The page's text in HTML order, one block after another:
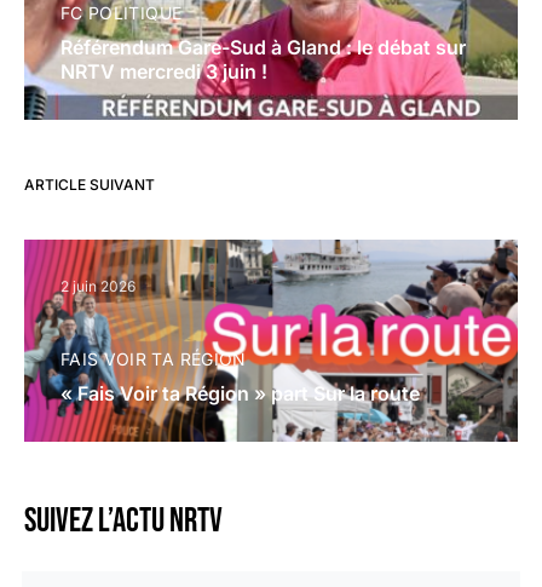
FC POLITIQUE
Référendum Gare-Sud à Gland : le débat sur
NRTV mercredi 3 juin !
ARTICLE SUIVANT
2 juin 2026
FAIS VOIR TA RÉGION
« Fais Voir ta Région » part Sur la route
Suivez l’actu NRTV